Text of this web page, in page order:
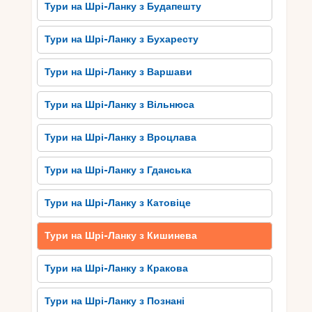
тропічний фруктовий салат. Гастрономічні
сокровища Шрі-Ланки не залишать байдужим
жодного любителя доброго їжі, тому
попереджаю – плануючи подорож на острів,
готуйтеся до незабутнього кулінарного досвіду.
Як насолоджуватися
незабутньою подорожжю на
Шрі-Ланку з Кишинева
Як насолоджуватися незабутньою подорожжю
на Шрі-Ланку з Кишинева? Перш за все, варто
звернути увагу на магію природи та культурний
спадок острова. Шрі-Ланка відома своїми
неймовірними пляжами, густими тропічними
лісами та водоспадами, які не залишать
байдужим жодного туриста. Наступним кроком є
відвідування найвизначніших туристичних
визначних місць острова, таких як Сигирія, Канді
Тури на Шрі-Ланку з Будапешту
Тури на Шрі-Ланку з Бухаресту
Тури на Шрі-Ланку з Варшави
Тури на Шрі-Ланку з Вільнюса
Тури на Шрі-Ланку з Вроцлава
Тури на Шрі-Ланку з Гданська
Тури на Шрі-Ланку з Катовіце
Тури на Шрі-Ланку з Кишинева
Тури на Шрі-Ланку з Кракова
Тури на Шрі-Ланку з Познані